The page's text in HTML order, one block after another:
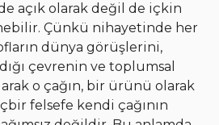
açık olarak değil de içkin
Çünkü nihayetinde her
dünya görüşlerini,
çevrenin ve toplumsal
o çağın, bir ürünü olarak
felsefe kendi çağının